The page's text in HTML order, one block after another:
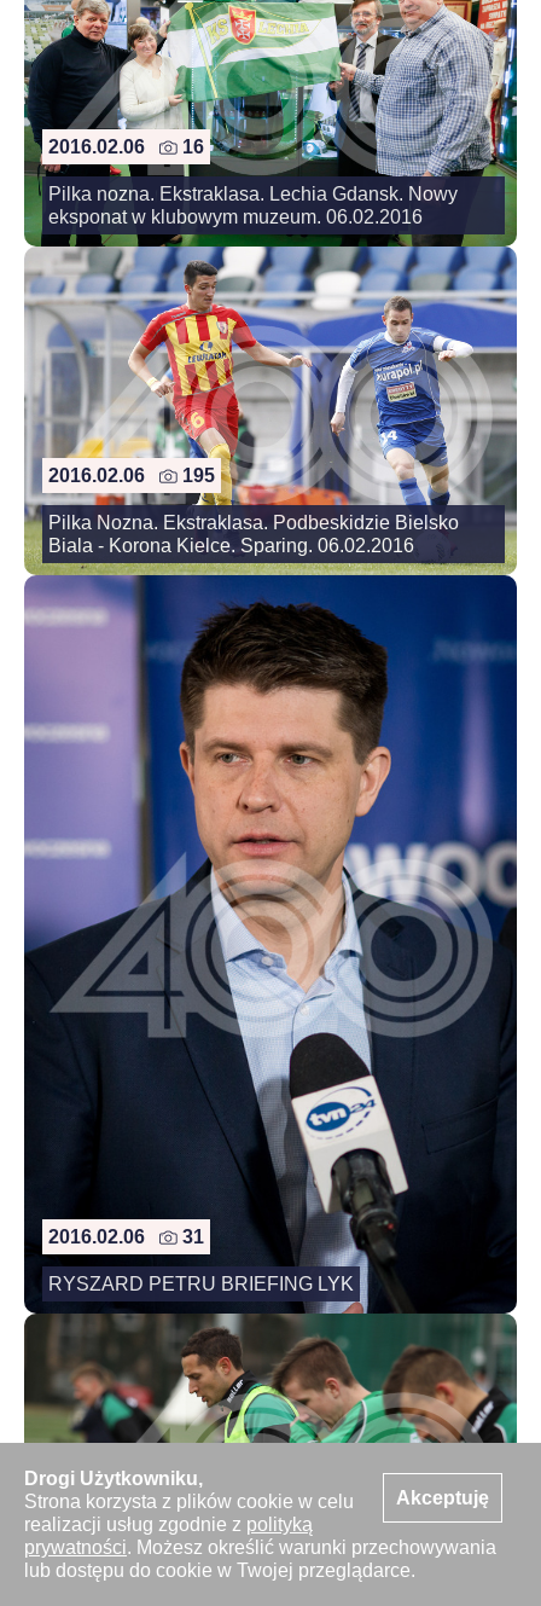
Akceptuję
Drogi Użytkowniku,
Strona korzysta z plików cookie w celu
realizacji usług zgodnie z polityką
prywatności. Możesz określić warunki przechowywania
lub dostępu do cookie w Twojej przeglądarce.
2016.02.06 16
Pilka nozna. Ekstraklasa. Lechia Gdansk. Nowy
eksponat w klubowym muzeum. 06.02.2016
2016.02.06 195
Pilka Nozna. Ekstraklasa. Podbeskidzie Bielsko
Biala - Korona Kielce. Sparing. 06.02.2016
2016.02.06 31
RYSZARD PETRU BRIEFING LYK
2016.02.06 36